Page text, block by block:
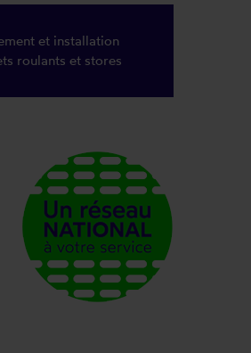
et installation
roulants et stores